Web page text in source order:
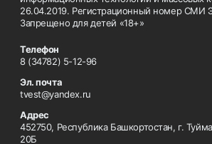
26.04.2019. Регистрационный номер СМИ
Запрещено для детей «18+»
Телефон
8 (34782) 5-12-96
Эл. почта
tvest@yandex.ru
Адрес
452750, Республика Башкортостан, г.
20Б